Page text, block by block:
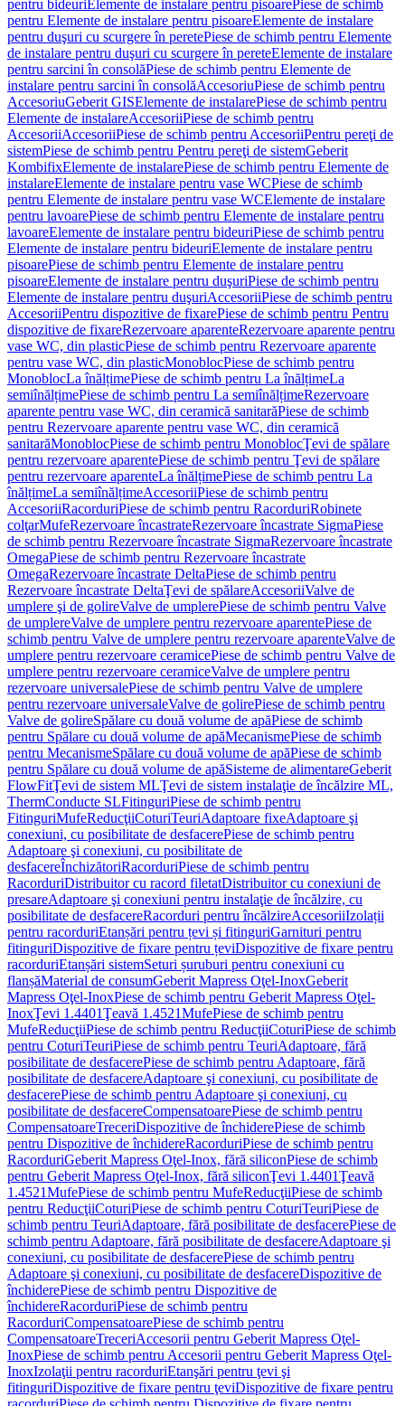
pentru bideuriElemente de instalare pentru pisoarePiese de schimb
pentru Elemente de instalare pentru pisoareElemente de instalare
pentru duşuri cu scurgere în peretePiese de schimb pentru Elemente
de instalare pentru duşuri cu scurgere în pereteElemente de instalare
pentru sarcini în consolăPiese de schimb pentru Elemente de
instalare pentru sarcini în consolăAccesoriuPiese de schimb pentru
AccesoriuGeberit GISElemente de instalarePiese de schimb pentru
Elemente de instalareAccesoriiPiese de schimb pentru
AccesoriiAccesoriiPiese de schimb pentru AccesoriiPentru pereţi de
sistemPiese de schimb pentru Pentru pereţi de sistemGeberit
KombifixElemente de instalarePiese de schimb pentru Elemente de
instalareElemente de instalare pentru vase WCPiese de schimb
pentru Elemente de instalare pentru vase WCElemente de instalare
pentru lavoarePiese de schimb pentru Elemente de instalare pentru
lavoareElemente de instalare pentru bideuriPiese de schimb pentru
Elemente de instalare pentru bideuriElemente de instalare pentru
pisoarePiese de schimb pentru Elemente de instalare pentru
pisoareElemente de instalare pentru duşuriPiese de schimb pentru
Elemente de instalare pentru duşuriAccesoriiPiese de schimb pentru
AccesoriiPentru dispozitive de fixarePiese de schimb pentru Pentru
dispozitive de fixareRezervoare aparenteRezervoare aparente pentru
vase WC, din plasticPiese de schimb pentru Rezervoare aparente
pentru vase WC, din plasticMonoblocPiese de schimb pentru
MonoblocLa înălțimePiese de schimb pentru La înălțimeLa
semiînălțimePiese de schimb pentru La semiînălțimeRezervoare
aparente pentru vase WC, din ceramică sanitarăPiese de schimb
pentru Rezervoare aparente pentru vase WC, din ceramică
sanitarăMonoblocPiese de schimb pentru MonoblocŢevi de spălare
pentru rezervoare aparentePiese de schimb pentru Ţevi de spălare
pentru rezervoare aparenteLa înălțimePiese de schimb pentru La
înălțimeLa semiînălțimeAccesoriiPiese de schimb pentru
AccesoriiRacorduriPiese de schimb pentru RacorduriRobinete
colţarMufeRezervoare încastrateRezervoare încastrate SigmaPiese
de schimb pentru Rezervoare încastrate SigmaRezervoare încastrate
OmegaPiese de schimb pentru Rezervoare încastrate
OmegaRezervoare încastrate DeltaPiese de schimb pentru
Rezervoare încastrate DeltaŢevi de spălareAccesoriiValve de
umplere şi de golireValve de umplerePiese de schimb pentru Valve
de umplereValve de umplere pentru rezervoare aparentePiese de
schimb pentru Valve de umplere pentru rezervoare aparenteValve de
umplere pentru rezervoare ceramicePiese de schimb pentru Valve de
umplere pentru rezervoare ceramiceValve de umplere pentru
rezervoare universalePiese de schimb pentru Valve de umplere
pentru rezervoare universaleValve de golirePiese de schimb pentru
Valve de golireSpălare cu două volume de apăPiese de schimb
pentru Spălare cu două volume de apăMecanismePiese de schimb
pentru MecanismeSpălare cu două volume de apăPiese de schimb
pentru Spălare cu două volume de apăSisteme de alimentareGeberit
FlowFitŢevi de sistem MLŢevi de sistem instalaţie de încălzire ML,
ThermConducte SLFitinguriPiese de schimb pentru
FitinguriMufeReducţiiCoturiTeuriAdaptoare fixeAdaptoare şi
conexiuni, cu posibilitate de desfacerePiese de schimb pentru
Adaptoare şi conexiuni, cu posibilitate de
desfacereÎnchizătoriRacorduriPiese de schimb pentru
RacorduriDistribuitor cu racord filetatDistribuitor cu conexiuni de
presareAdaptoare şi conexiuni pentru instalaţie de încălzire, cu
posibilitate de desfacereRacorduri pentru încălzireAccesoriiIzolații
pentru racorduriEtanșări pentru țevi și fitinguriGarnituri pentru
fitinguriDispozitive de fixare pentru țeviDispozitive de fixare pentru
racorduriEtanșări sistemSeturi șuruburi pentru conexiuni cu
flanșăMaterial de consumGeberit Mapress Oţel-InoxGeberit
Mapress Oţel-InoxPiese de schimb pentru Geberit Mapress Oţel-
InoxŢevi 1.4401Ţeavă 1.4521MufePiese de schimb pentru
MufeReducţiiPiese de schimb pentru ReducţiiCoturiPiese de schimb
pentru CoturiTeuriPiese de schimb pentru TeuriAdaptoare, fără
posibilitate de desfacerePiese de schimb pentru Adaptoare, fără
posibilitate de desfacereAdaptoare şi conexiuni, cu posibilitate de
desfacerePiese de schimb pentru Adaptoare şi conexiuni, cu
posibilitate de desfacereCompensatoarePiese de schimb pentru
CompensatoareTreceriDispozitive de închiderePiese de schimb
pentru Dispozitive de închidereRacorduriPiese de schimb pentru
RacorduriGeberit Mapress Oţel-Inox, fără siliconPiese de schimb
pentru Geberit Mapress Oţel-Inox, fără siliconŢevi 1.4401Ţeavă
1.4521MufePiese de schimb pentru MufeReducţiiPiese de schimb
pentru ReducţiiCoturiPiese de schimb pentru CoturiTeuriPiese de
schimb pentru TeuriAdaptoare, fără posibilitate de desfacerePiese de
schimb pentru Adaptoare, fără posibilitate de desfacereAdaptoare şi
conexiuni, cu posibilitate de desfacerePiese de schimb pentru
Adaptoare şi conexiuni, cu posibilitate de desfacereDispozitive de
închiderePiese de schimb pentru Dispozitive de
închidereRacorduriPiese de schimb pentru
RacorduriCompensatoarePiese de schimb pentru
CompensatoareTreceriAccesorii pentru Geberit Mapress Oţel-
InoxPiese de schimb pentru Accesorii pentru Geberit Mapress Oţel-
InoxIzolaţii pentru racorduriEtanşări pentru ţevi şi
fitinguriDispozitive de fixare pentru ţeviDispozitive de fixare pentru